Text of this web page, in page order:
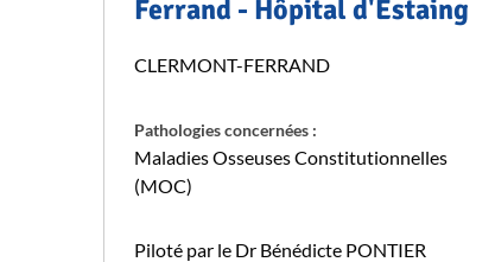
Ferrand - Hôpital d'Estaing
CLERMONT-FERRAND
Pathologies concernées :
Maladies Osseuses Constitutionnelles
(MOC)
Piloté par le Dr Bénédicte PONTIER